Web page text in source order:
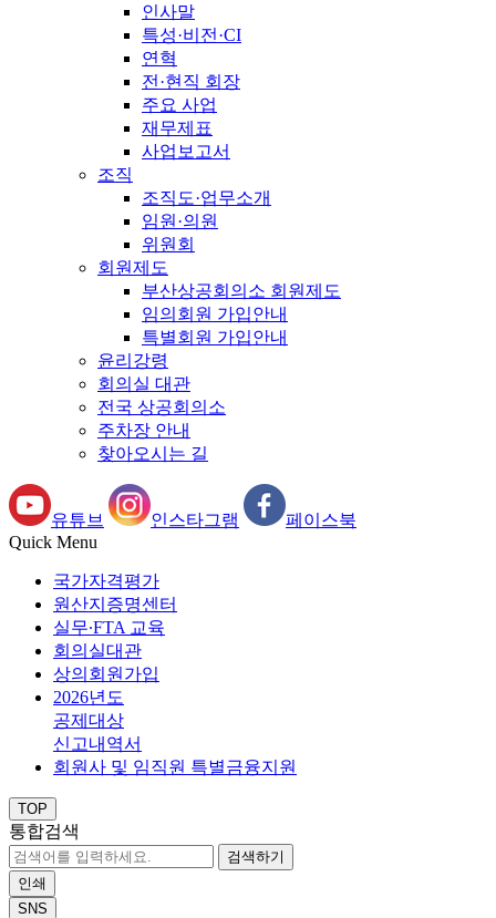
인사말
특성·비전·CI
연혁
전·현직 회장
주요 사업
재무제표
사업보고서
조직
조직도·업무소개
임원·의원
위원회
회원제도
부산상공회의소 회원제도
임의회원 가입안내
특별회원 가입안내
윤리강령
회의실 대관
전국 상공회의소
주차장 안내
찾아오시는 길
유튜브 인스타그램
페이스북
Quick Menu
국가자격평가
원산지증명센터
실무∙FTA 교육
회의실대관
상의회원가입
2026년도
공제대상
신고내역서
회원사 및 임직원 특별금융지원
TOP
통합검색
검색하기
인쇄
SNS